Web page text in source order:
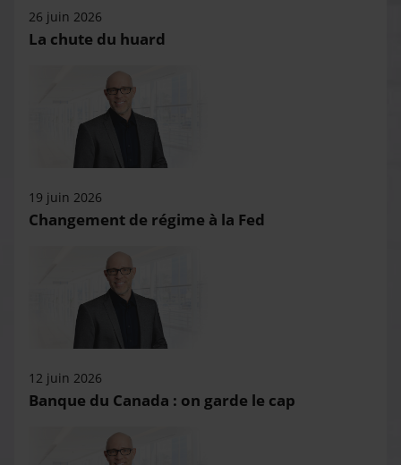
26 juin 2026
La chute du huard
19 juin 2026
Changement de régime à la Fed
12 juin 2026
Banque du Canada : on garde le cap